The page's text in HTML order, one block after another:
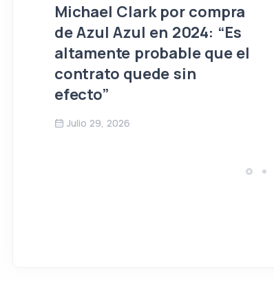
Michael Clark por compra
de Azul Azul en 2024: “Es
altamente probable que el
contrato quede sin
efecto”
Julio 29, 2026